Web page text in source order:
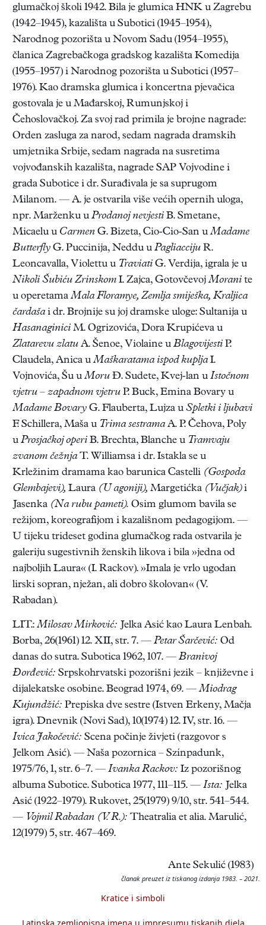
glumačkoj školi 1942. Bila je glumica HNK u Zagrebu
(1942–1945), kazališta u Subotici (1945–1954),
Narodnog pozorišta u Novom Sadu (1954–1955),
članica Zagrebačkoga gradskog kazališta Komedija
(1955–1957) i Narodnog pozorišta u Subotici (1957–
1976). Kao dramska glumica i koncertna pjevačica
gostovala je u Mađarskoj, Rumunjskoj i
Čehoslovačkoj. Za svoj rad primila je brojne nagrade:
Orden zasluga za narod, sedam nagrada dramskih
umjetnika Srbije, sedam nagrada na susretima
vojvođanskih kazališta, nagrade SAP Vojvodine i
grada Subotice i dr. Surađivala je sa suprugom
Milanom. — A. je ostvarila više većih opernih uloga,
npr. Marženku u Prodanoj nevjesti B. Smetane,
Micaelu u Carmen G. Bizeta, Cio-Cio-San uMadame
Butterfly G. Puccinija, Neddu u Pagliacciju R.
Leoncavalla, Violettu u Traviati G. Verdija, igrala je u
Nikoli Šubiću Zrinskom I. Zajca, GotovčevojMorani te
u operetamaMala Floramye, Zemlja smiješka, Kraljica
čardašai dr. Brojnije su joj dramske uloge: Sultanija u
Hasanaginici M. Ogrizovića, Dora Krupićeva u
Zlatarevu zlatu A. Šenoe, Violaine u Blagovijesti P.
Claudela, Anica uMaškaratama ispod kupljaI.
Vojnovića, Šu uMoru Đ. Sudete, Kvej-lan u Istočnom
vjetru – zapadnom vjetru P. Buck, Emina Bovary u
Madame Bovary G. Flauberta, Lujza u Spletki i ljubavi
F. Schillera, Maša u Trima sestramaA. P. Čehova, Poly
u Prosjačkoj operi B. Brechta, Blanche u Tramvaju
zvanom čežnjaT. Williamsa i dr. Istakla se u
Krležinim dramama kao barunica Castelli (Gospoda
Glembajevi), Laura (U agoniji), Margetićka (Vučjak)i
Jasenka (Na rubu pameti). Osim glumom bavila se
režijom, koreografijom i kazališnom pedagogijom. —
U tijeku trideset godina glumačkog rada ostvarila je
galeriju sugestivnih ženskih likova i bila »jedna od
najboljih Laura« (I. Rackov). »Imala je vrlo ugodan
lirski sopran, nježan, ali dobro školovan« (V.
Rabadan).
LIT.:Milosav Mirković: Jelka Asić kao Laura Lenbah.
Borba, 26(1961) 12. XII, str. 7. — Petar Šarčević: Od
danas do sutra. Subotica 1962, 107. — Branivoj
Đorđević: Srpskohrvatski pozorišni jezik – književne i
dijalekatske osobine. Beograd 1974, 69. —Miodrag
Kujundžić: Prepiska dve sestre (Istven Erkeny, Mačja
igra). Dnevnik (Novi Sad), 10(1974) 12. IV, str. 16. —
Ivica Jakočević: Scena počinje živjeti (razgovor s
Jelkom Asić). — Naša pozornica – Színpadunk,
1975/76, 1, str. 6–7. — Ivanka Rackov: Iz pozorišnog
albuma Subotice. Subotica 1977, 111–115. — Ista: Jelka
Asić (1922–1979). Rukovet, 25(1979) 9/10, str. 541–544.
— Vojmil Rabadan (V. R.): Theatralia et alia. Marulić,
12(1979) 5, str. 467–469.
Ante Sekulić (1983)
članak preuzet iz tiskanog izdanja 1983. – 2021.
Kratice i simboli